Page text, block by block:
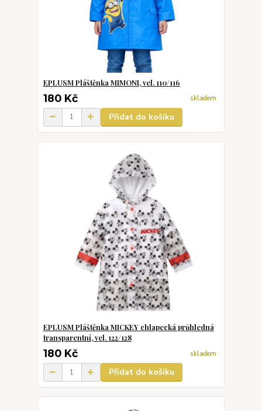
EPLUSM Pláštěnka MIMONI, vel. 110/116
180 Kč skladem
Přidat do košíku
EPLUSM Pláštěnka MICKEY chlapecká průhledná
transparentní, vel. 122/128
180 Kč skladem
Přidat do košíku